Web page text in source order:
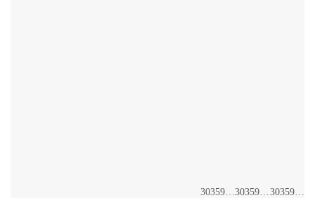
30359-6+4 30359-600吊 30359-1200長吊